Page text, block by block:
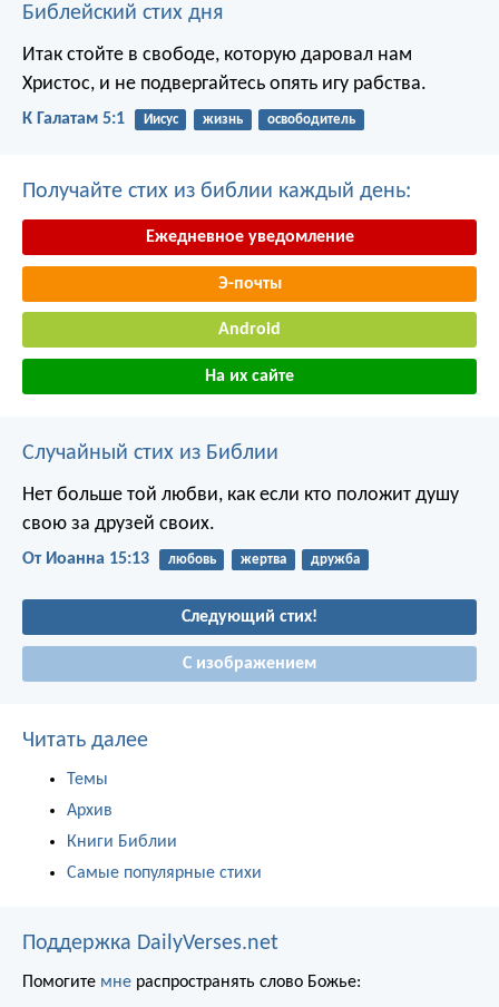
Библейский стих дня
Итак стойте в свободе, которую даровал нам
Христос, и не подвергайтесь опять игу рабства.
К Галатам 5:1 Иисус жизнь освободитель
Получайте стих из библии каждый день:
Ежедневное уведомление
Э-почты
Android
На их сайте
Случайный стих из Библии
Нет больше той любви, как если кто положит душу
свою за друзей своих.
От Иоанна 15:13 любовь жертва дружба
Следующий стих!
С изображением
Читать далее
Темы
Архив
Книги Библии
Самые популярные стихи
Поддержка DailyVerses.net
Помогите мне распространять слово Божье: